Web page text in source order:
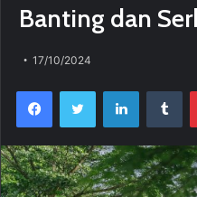
Banting dan
17/10/2024